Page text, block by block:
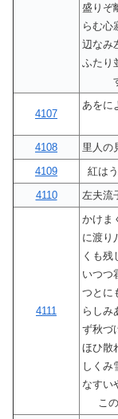
盛りぞ
らむ心
辺なみ
ふたり
4107
あをに
4108
里人の
4109
紅は
4110
左夫流
4111
かけま
に渡り
くも残
いつつ
つとに
らしみ
ず秋づ
ほひ散
しくみ
なすい
こ